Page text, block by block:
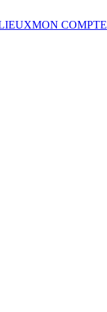
MON COMPTE